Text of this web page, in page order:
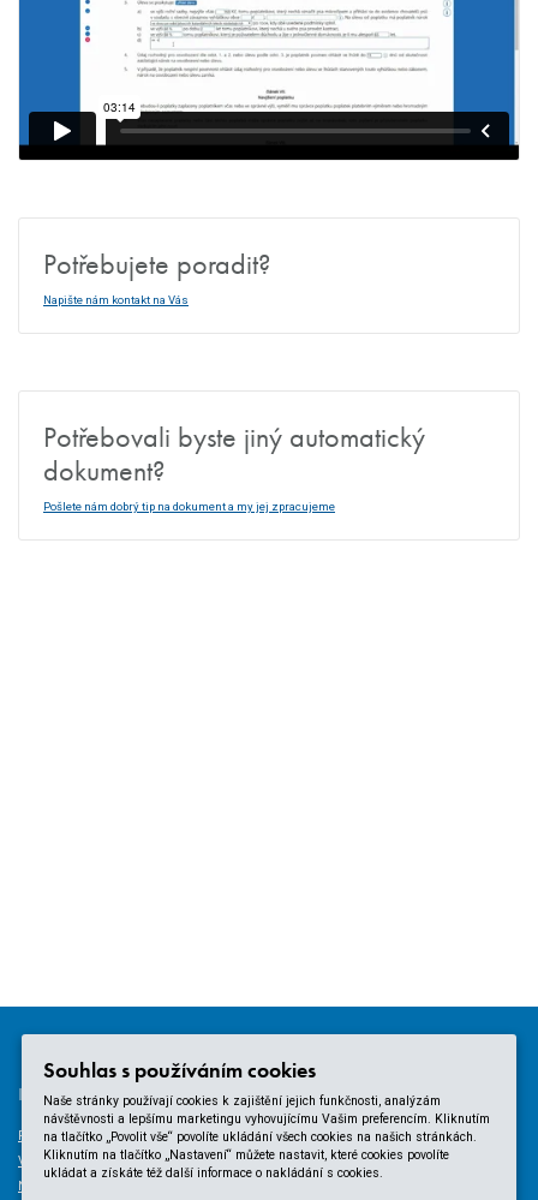
Potřebujete poradit?
Napište nám kontakt na Vás
Potřebovali byste jiný automatický
dokument?
Pošlete nám dobrý tip na dokument a my jej zpracujeme
KAM DÁL?
Právní dotazy
Vzdělávání
Nové stavební právo
NÁSTROJE
Obecní finance
Kalkulačka RUD
Souhlas s používáním cookies
Naše stránky používají cookies k zajištění jejich funkčnosti, analýzám
návštěvnosti a lepšímu marketingu vyhovujícímu Vašim preferencím. Kliknutím
na tlačítko „Povolit vše“ povolíte ukládání všech cookies na našich stránkách.
Kliknutím na tlačítko „Nastavení“ můžete nastavit, které cookies povolíte
ukládat a získáte též další informace o nakládání s cookies.